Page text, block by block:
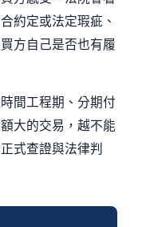
約定或法定瑕疵、
方自己是否也有履
間工程期、分期付
大的交易，越不能
式查證與法律判